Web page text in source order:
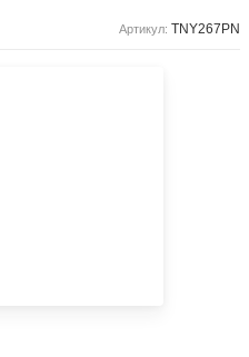
Артикул: TNY267PN